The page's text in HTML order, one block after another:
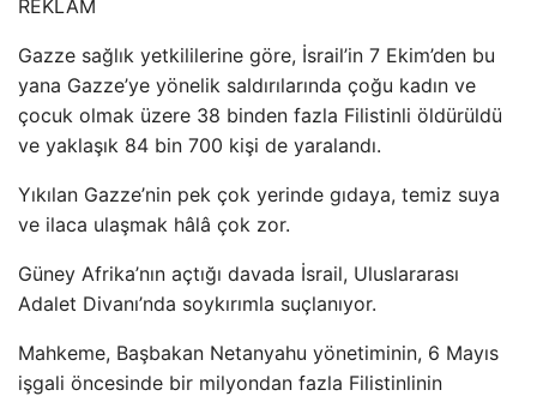
REKLAM
Gazze sağlık yetkililerine göre, İsrail’in 7 Ekim’den bu
yana Gazze’ye yönelik saldırılarında çoğu kadın ve
çocuk olmak üzere 38 binden fazla Filistinli öldürüldü
ve yaklaşık 84 bin 700 kişi de yaralandı.
Yıkılan Gazze’nin pek çok yerinde gıdaya, temiz suya
ve ilaca ulaşmak hâlâ çok zor.
Güney Afrika’nın açtığı davada İsrail, Uluslararası
Adalet Divanı’nda soykırımla suçlanıyor.
Mahkeme, Başbakan Netanyahu yönetiminin, 6 Mayıs
işgali öncesinde bir milyondan fazla Filistinlinin